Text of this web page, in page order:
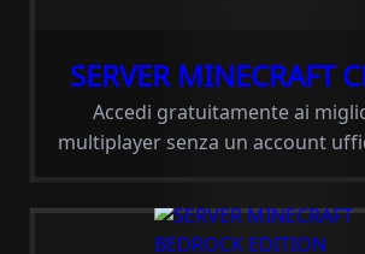
SERVER MINECRAFT
Accedi gratuitamente ai
multiplayer senza un account